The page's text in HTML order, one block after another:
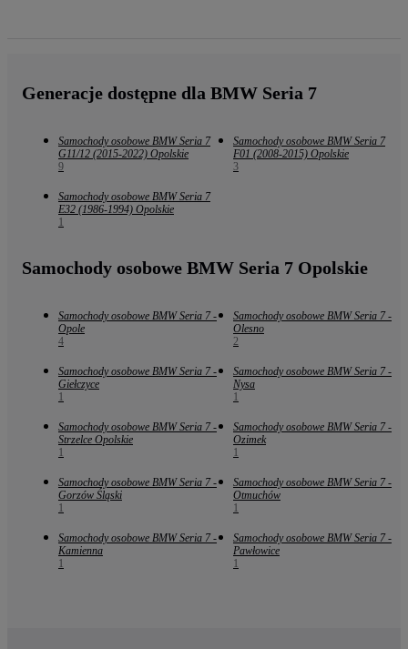
Generacje dostępne dla BMW Seria 7
Samochody osobowe BMW Seria 7
G11/12 (2015-2022) Opolskie
9
Samochody osobowe BMW Seria 7
F01 (2008-2015) Opolskie
3
Samochody osobowe BMW Seria 7
E32 (1986-1994) Opolskie
1
Samochody osobowe BMW Seria 7 Opolskie
Samochody osobowe BMW Seria 7 -
Opole
4
Samochody osobowe BMW Seria 7 -
Olesno
2
Samochody osobowe BMW Seria 7 -
Giełczyce
1
Samochody osobowe BMW Seria 7 -
Nysa
1
Samochody osobowe BMW Seria 7 -
Strzelce Opolskie
1
Samochody osobowe BMW Seria 7 -
Ozimek
1
Samochody osobowe BMW Seria 7 -
Gorzów Śląski
1
Samochody osobowe BMW Seria 7 -
Otmuchów
1
Samochody osobowe BMW Seria 7 -
Kamienna
1
Samochody osobowe BMW Seria 7 -
Pawłowice
1